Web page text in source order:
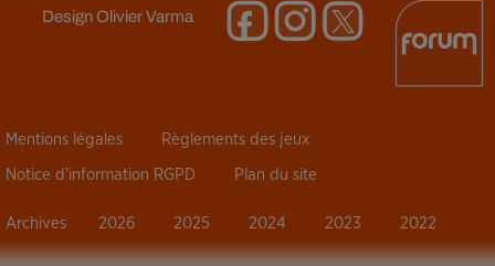
DesignOlivier Varma
Mentions légales Règlements des jeux
Notice d’information RGPD Plan du site
Archives 2026 2025 2024 2023 2022